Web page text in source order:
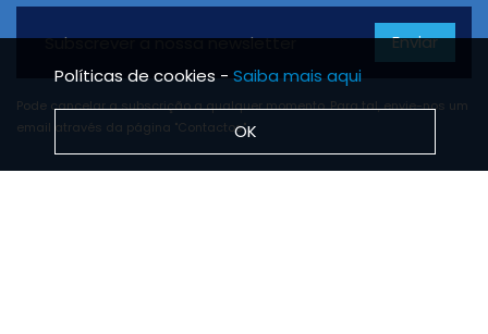
Enviar
Pode cancelar a subscrição a qualquer momento. Para tal, envie-nos um
email através da página "Contactos".
Políticas de cookies - Saiba mais aqui
OK